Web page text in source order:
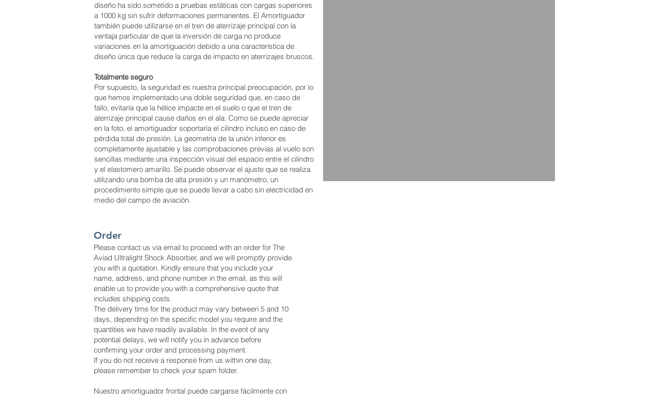
diseño ha sido sometido a pruebas estáticas con cargas superiores
a 1000 kg sin sufrir deformaciones permanentes. El Amortiguador
también puede utilizarse en el tren de aterrizaje principal con la
ventaja particular de que la inversión de carga no produce
variaciones en la amortiguación debido a una característica de
diseño única que reduce la carga de impacto en aterrizajes bruscos.
Totalmente seguro
Por supuesto, la seguridad es nuestra principal preocupación, por lo
que hemos implementado una doble seguridad que, en caso de
fallo, evitaría que la hélice impacte en el suelo o que el tren de
aterrizaje principal cause daños en el ala. Como se puede apreciar
en la foto, el amortiguador soportaría el cilindro incluso en caso de
pérdida total de presión. La geometría de la unión inferior es
completamente ajustable y las comprobaciones previas al vuelo son
sencillas mediante una inspección visual del espacio entre el cilindro
y el elastomero amarillo. Se puede observar el ajuste que se realiza
utilizando una bomba de alta presión y un manómetro, un
procedimiento simple que se puede llevar a cabo sin electricidad en
medio del campo de aviación.
Order
Please contact us via email to proceed with an order for The
Aviad Ultralight Shock Absorber, and we will promptly provide
you with a quotation. Kindly ensure that you include your
name, address, and phone number in the email, as this will
enable us to provide you with a comprehensive quote that
includes shipping costs.
The delivery time for the product may vary between 5 and 10
days, depending on the specific model you require and the
quantities we have readily available. In the event of any
potential delays, we will notify you in advance before
confirming your order and processing payment.
If you do not receive a response from us within one day,
please remember to check your spam folder.
Nuestro amortiguador frontal puede cargarse fácilmente con